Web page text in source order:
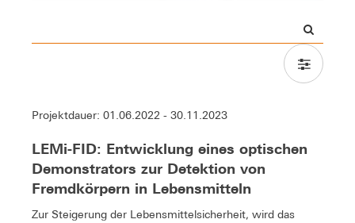
Projektdauer: 01.06.2022 - 30.11.2023
LEMi-FID: Entwicklung eines optischen
Demonstrators zur Detektion von
Fremdkörpern in Lebensmitteln
Zur Steigerung der Lebensmittelsicherheit, wird das